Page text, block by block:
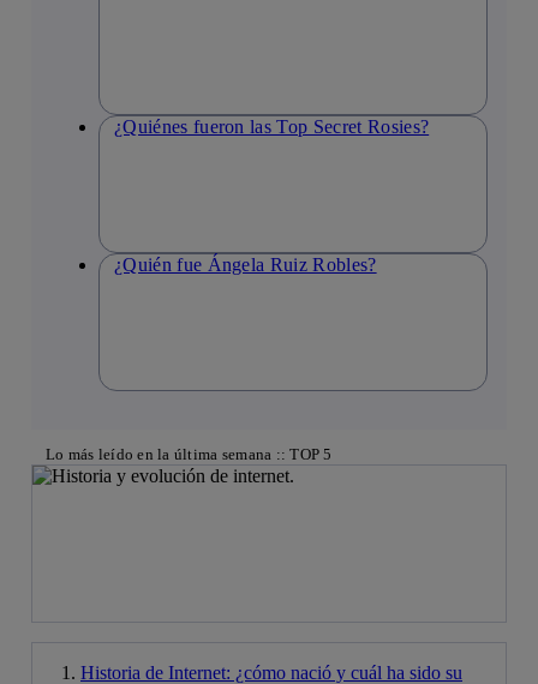
¿Quiénes fueron las Top Secret Rosies?
¿Quién fue Ángela Ruiz Robles?
Lo más leído en la última semana :: TOP 5
Historia de Internet: ¿cómo nació y cuál ha sido su